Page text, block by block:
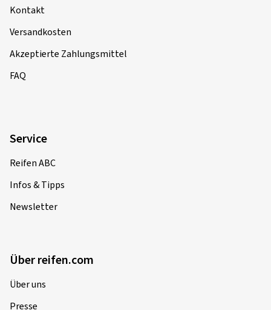
Kontakt
Versandkosten
Akzeptierte Zahlungsmittel
FAQ
Service
Reifen ABC
Infos & Tipps
Newsletter
Über reifen.com
Über uns
Presse